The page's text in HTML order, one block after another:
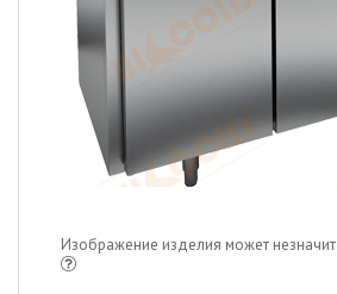
Изображение изделия может